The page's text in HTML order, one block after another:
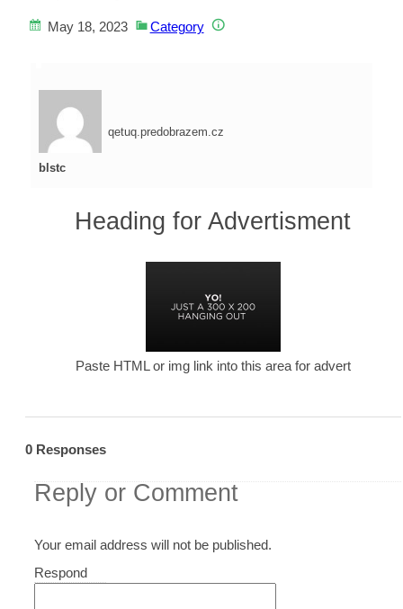
May 18, 2023 Category
blstc
qetuq.predobrazem.cz
Heading for Advertisment
Paste HTML or img link into this area for advert
0 Responses
Reply or Comment
Your email address will not be published.
RespondComment